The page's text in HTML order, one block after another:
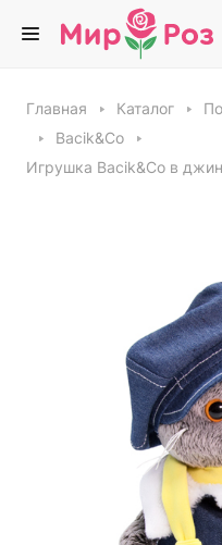
Главная Каталог
Bacik&Co
Игрушка Bacik&Co в